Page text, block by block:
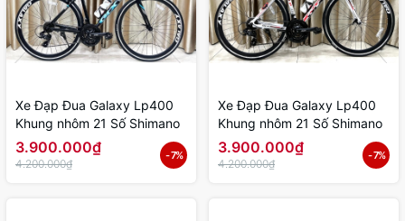
Xe Đạp Đua Galaxy Lp400
Khung nhôm 21 Số Shimano
3.900.000₫
4.200.000₫
- 7%
Xe Đạp Đua Galaxy Lp400
Khung nhôm 21 Số Shimano
3.900.000₫
4.200.000₫
- 7%